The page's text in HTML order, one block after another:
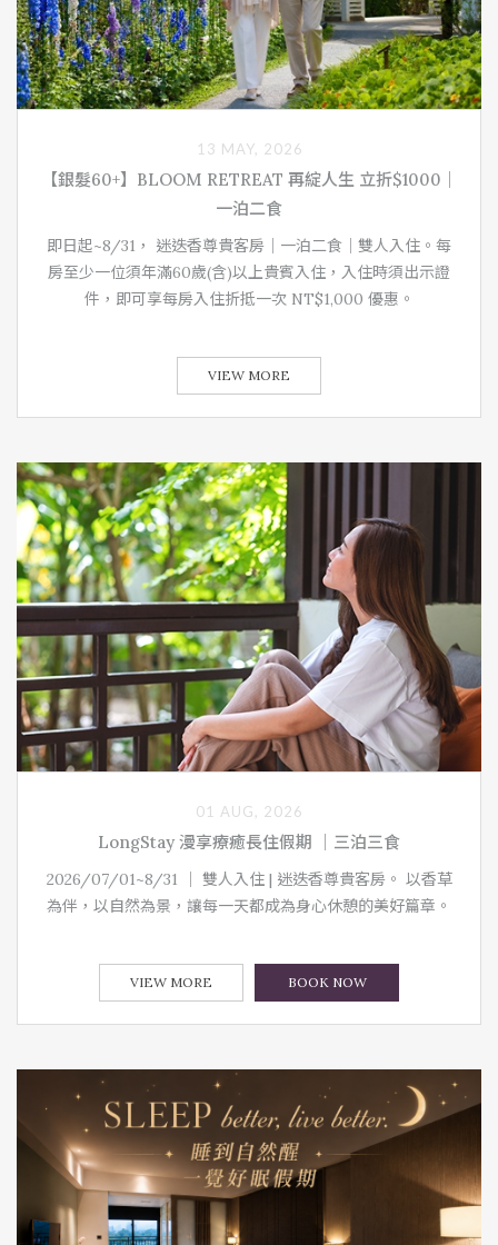
【銀髮60+】BLOOM RETREAT 再綻人生 立折$1000｜
一泊二食
即日起~8/31， 迷迭香尊貴客房｜一泊二食｜雙人入住。每
房至少一位須年滿60歲(含)以上貴賓入住，入住時須出示證
件，即可享每房入住折抵一次 NT$1,000 優惠。
13 MAY, 2026
VIEW MORE
LongStay 漫享療癒長住假期 ｜三泊三食
2026/07/01~8/31 ｜ 雙人入住 | 迷迭香尊貴客房。 以香草
為伴，以自然為景，讓每一天都成為身心休憩的美好篇章。
01 AUG, 2026
VIEW MORE BOOK NOW